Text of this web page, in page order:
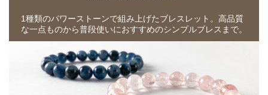
1種類のパワーストーンで組み上げたブレスレット。高品質
な一点ものから普段使いにおすすめのシンプルブレスまで。